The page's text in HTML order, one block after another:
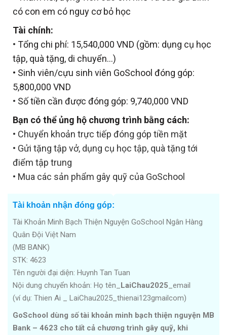
có con em có nguy cơ bỏ học
Tài chính:
• Tổng chi phí: 15,540,000 VND (gồm: dụng cụ học
tập, quà tặng, di chuyển…)
• Sinh viên/cựu sinh viên GoSchool đóng góp:
5,800,000 VND
• Số tiền cần được đóng góp: 9,740,000 VND
Bạn có thể ủng hộ chương trình bằng cách:
• Chuyển khoản trực tiếp đóng góp tiền mặt
• Gửi tặng tập vở, dụng cụ học tập, quà tặng tới
điểm tập trung
• Mua các sản phẩm gây quỹ của GoSchool
Tài khoản nhận đóng góp:
Tài Khoản Minh Bạch Thiện Nguyện GoSchool Ngân Hàng
Quân Đội Việt Nam
(MB BANK)
STK: 4623
Tên người đại diện: Huynh Tan Tuan
Nội dung chuyển khoản: Họ tên_ LaiChau2025 _email
(ví dụ: Thien Ai _ LaiChau2025_thienai123gmailcom)
GoSchool dùng số tài khoản minh bạch thiện nguyện MB
Bank – 4623 cho tất cả chương trình gây quỹ, khi